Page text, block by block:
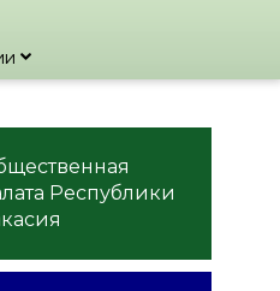
Республики